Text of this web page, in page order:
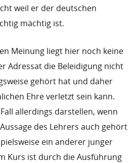
weil er der deutschen
mächtig ist.
Meinung liegt hier noch keine
Adressat die Beleidigung nicht
gehört hat und daher
Ehre verletzt sein kann.
allerdings darstellen, wenn
des Lehrers auch gehört
ein anderer junger
Kurs ist durch die Ausführung